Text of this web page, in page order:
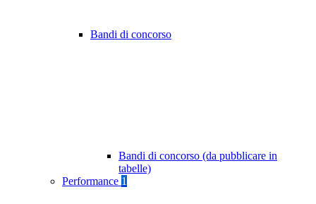
Bandi di concorso
Bandi di concorso (da pubblicare in
tabelle)
Performance 1